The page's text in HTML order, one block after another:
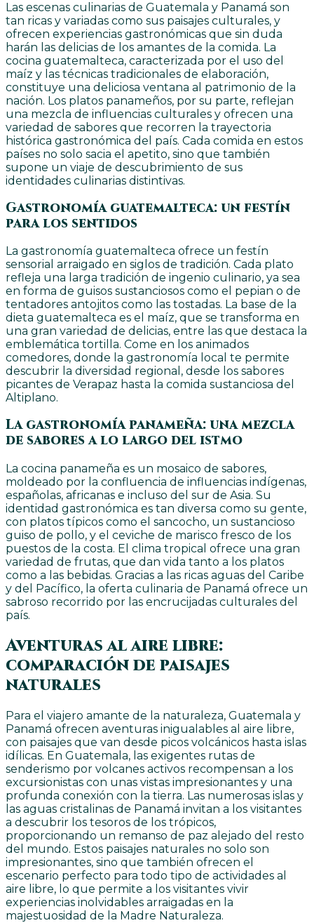
Las escenas culinarias de Guatemala y Panamá son
tan ricas y variadas como sus paisajes culturales, y
ofrecen experiencias gastronómicas que sin duda
harán las delicias de los amantes de la comida. La
cocina guatemalteca, caracterizada por el uso del
maíz y las técnicas tradicionales de elaboración,
constituye una deliciosa ventana al patrimonio de la
nación. Los platos panameños, por su parte, reflejan
una mezcla de influencias culturales y ofrecen una
variedad de sabores que recorren la trayectoria
histórica gastronómica del país. Cada comida en estos
países no solo sacia el apetito, sino que también
supone un viaje de descubrimiento de sus
identidades culinarias distintivas.
Gastronomía guatemalteca: un festín
para los sentidos
La gastronomía guatemalteca ofrece un festín
sensorial arraigado en siglos de tradición. Cada plato
refleja una larga tradición de ingenio culinario, ya sea
en forma de guisos sustanciosos como el pepian o de
tentadores antojitos como las tostadas. La base de la
dieta guatemalteca es el maíz, que se transforma en
una gran variedad de delicias, entre las que destaca la
emblemática tortilla. Come en los animados
comedores, donde la gastronomía local te permite
descubrir la diversidad regional, desde los sabores
picantes de Verapaz hasta la comida sustanciosa del
Altiplano.
La gastronomía panameña: una mezcla
de sabores a lo largo del istmo
La cocina panameña es un mosaico de sabores,
moldeado por la confluencia de influencias indígenas,
españolas, africanas e incluso del sur de Asia. Su
identidad gastronómica es tan diversa como su gente,
con platos típicos como el sancocho, un sustancioso
guiso de pollo, y el ceviche de marisco fresco de los
puestos de la costa. El clima tropical ofrece una gran
variedad de frutas, que dan vida tanto a los platos
como a las bebidas. Gracias a las ricas aguas del Caribe
y del Pacífico, la oferta culinaria de Panamá ofrece un
sabroso recorrido por las encrucijadas culturales del
país.
Aventuras al aire libre:
comparación de paisajes
naturales
Para el viajero amante de la naturaleza, Guatemala y
Panamá ofrecen aventuras inigualables al aire libre,
con paisajes que van desde picos volcánicos hasta islas
idílicas. En Guatemala, las exigentes rutas de
senderismo por volcanes activos recompensan a los
excursionistas con unas vistas impresionantes y una
profunda conexión con la tierra. Las numerosas islas y
las aguas cristalinas de Panamá invitan a los visitantes
a descubrir los tesoros de los trópicos,
proporcionando un remanso de paz alejado del resto
del mundo. Estos paisajes naturales no solo son
impresionantes, sino que también ofrecen el
escenario perfecto para todo tipo de actividades al
aire libre, lo que permite a los visitantes vivir
experiencias inolvidables arraigadas en la
majestuosidad de la Madre Naturaleza.